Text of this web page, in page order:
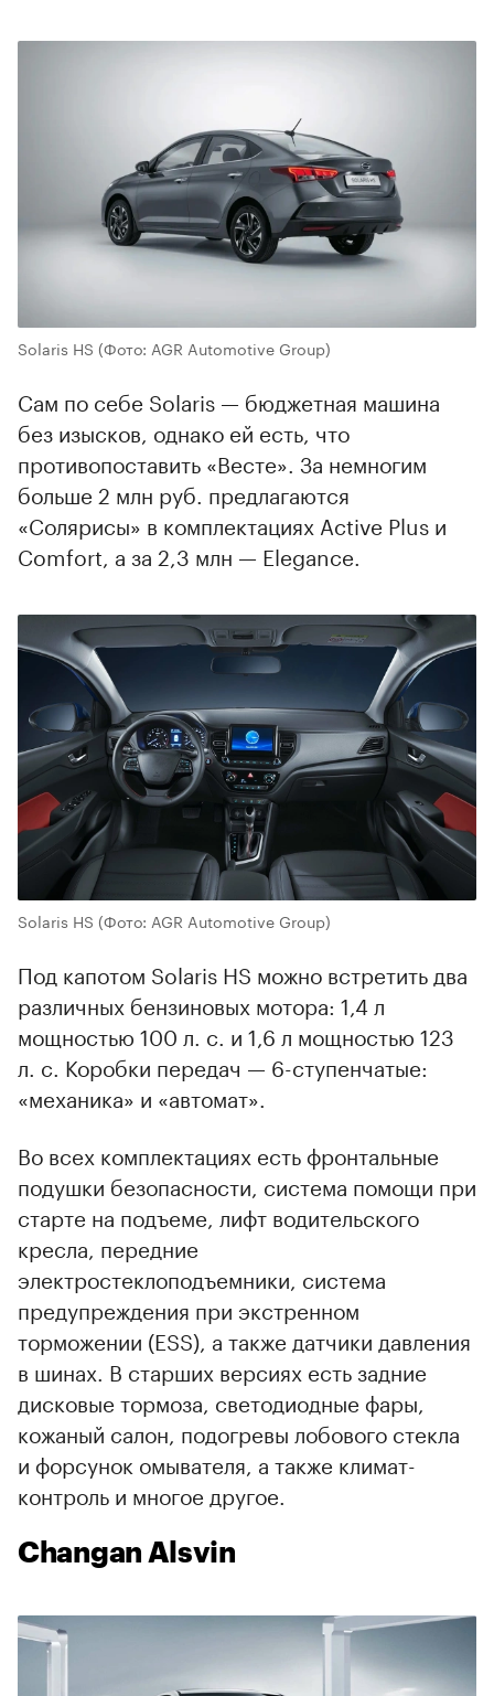
Solaris HS (Фото: AGR Automotive Group)
Сам по себе Solaris — бюджетная машина
без изысков, однако ей есть, что
противопоставить «Весте». За немногим
больше 2 млн руб. предлагаются
«Солярисы» в комплектациях Active Plus и
Comfort, а за 2,3 млн — Elegance.
Solaris HS (Фото: AGR Automotive Group)
Под капотом Solaris HS можно встретить два
различных бензиновых мотора: 1,4 л
мощностью 100 л. с. и 1,6 л мощностью 123
л. с. Коробки передач — 6-ступенчатые:
«механика» и «автомат».
Во всех комплектациях есть фронтальные
подушки безопасности, система помощи при
старте на подъеме, лифт водительского
кресла, передние
электростеклоподъемники, система
предупреждения при экстренном
торможении (ESS), а также датчики давления
в шинах. В старших версиях есть задние
дисковые тормоза, светодиодные фары,
кожаный салон, подогревы лобового стекла
и форсунок омывателя, а также климат-
контроль и многое другое.
Changan Alsvin